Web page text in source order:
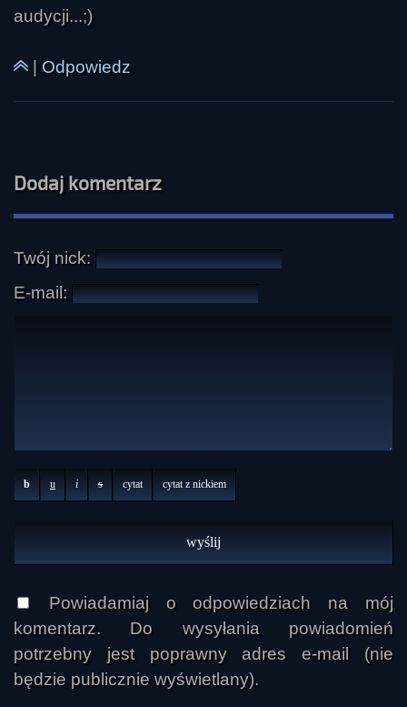
audycji...;)
Odpowiedz
Dodaj komentarz
Twój nick:
E-mail:
b u i s cytat cytat z nickiem
Powiadamiaj o odpowiedziach na mój
komentarz. Do wysyłania powiadomień
potrzebny jest poprawny adres e-mail (nie
będzie publicznie wyświetlany).